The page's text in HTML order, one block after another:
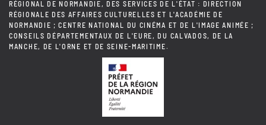
RÉGIONAL DE NORMANDIE, DES SERVICES DE L'ÉTAT : DIRECTION
RÉGIONALE DES AFFAIRES CULTURELLES ET L'ACADÉMIE DE
NORMANDIE ; CENTRE NATIONAL DU CINÉMA ET DE L'IMAGE ANIMÉE ;
CONSEILS DÉPARTEMENTAUX DE L'EURE, DU CALVADOS, DE LA
MANCHE, DE L'ORNE ET DE SEINE-MARITIME.